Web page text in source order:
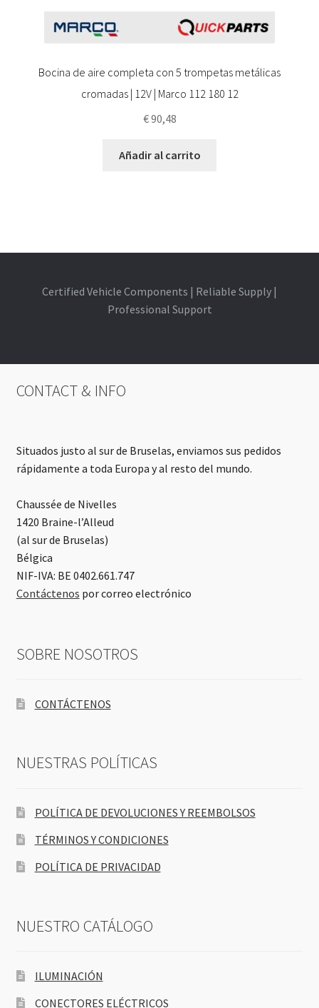
Bocina de aire completa con 5 trompetas metálicas
cromadas | 12V | Marco 112 180 12
€90,48
Añadir al carrito
Certified Vehicle Components | Reliable Supply |
Professional Support
CONTACT & INFO
Situados justo al sur de Bruselas, enviamos sus pedidos
rápidamente a toda Europa y al resto del mundo.
Chaussée de Nivelles
1420 Braine-l’Alleud
(al sur de Bruselas)
Bélgica
NIF-IVA: BE 0402.661.747
Contáctenos por correo electrónico
SOBRE NOSOTROS
CONTÁCTENOS
NUESTRAS POLÍTICAS
POLÍTICA DE DEVOLUCIONES Y REEMBOLSOS
TÉRMINOS Y CONDICIONES
POLÍTICA DE PRIVACIDAD
NUESTRO CATÁLOGO
ILUMINACIÓN
CONECTORES ELÉCTRICOS